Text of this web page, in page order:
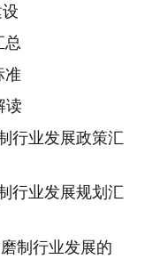
总
准
读
行业发展政策汇
行业发展规划汇
制行业发展的